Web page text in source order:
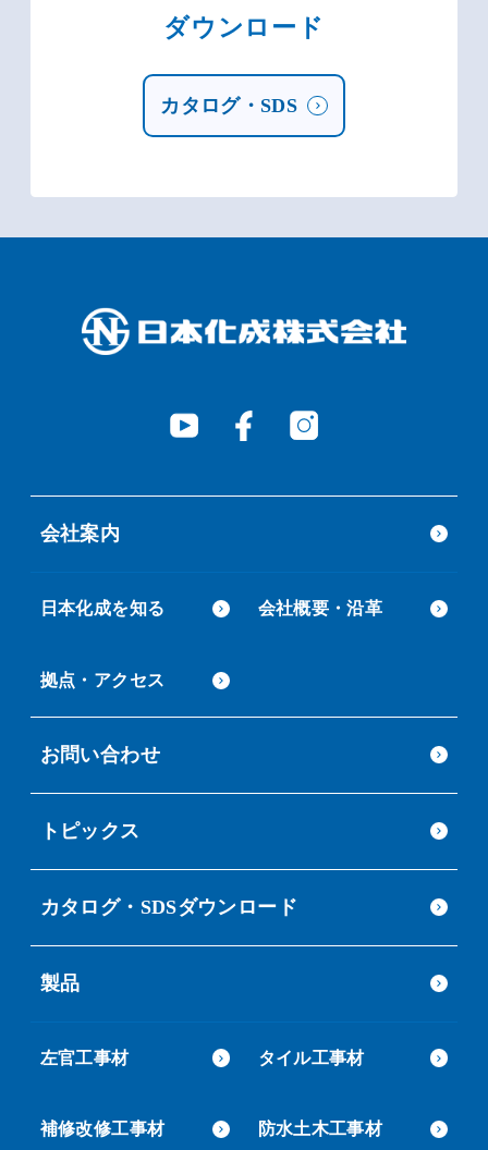
ダウンロード
カタログ・SDS
会社案内
日本化成を知る 会社概要・沿革
拠点・アクセス
お問い合わせ
トピックス
カタログ・SDSダウンロード
製品
左官工事材 タイル工事材
補修改修工事材 防水土木工事材